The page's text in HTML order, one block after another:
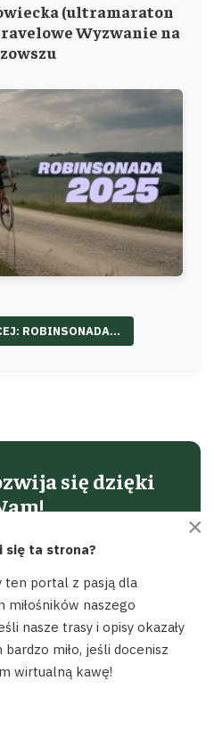
(ultramaraton
Wyzwanie na
ROBINSONADA...
się dzięki
dla lokalnej turystyki?
postaw nam wirtualną
Suppi na kolejne wyjazdy
na Patronite
aby ułatwić Ci korzystanie z
treści do Twoich potrzeb oraz w
określić warunki przechowywania
×
się ta strona?
ten portal z pasją dla
miłośników naszego
nasze trasy i opisy okazały
miło, jeśli docenisz
wirtualną kawę!